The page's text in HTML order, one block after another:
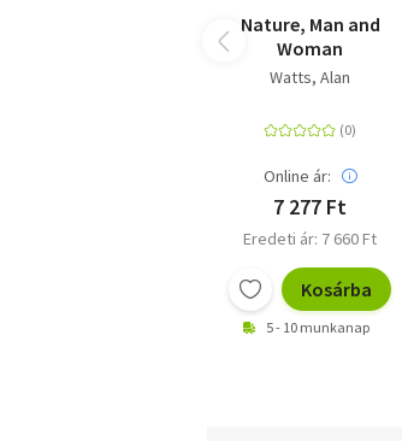
Nature, Man and
Woman
Watts, Alan
Online ár:
7 277 Ft
Eredeti ár: 7 660 Ft
Kosárba
5 - 10 munkanap